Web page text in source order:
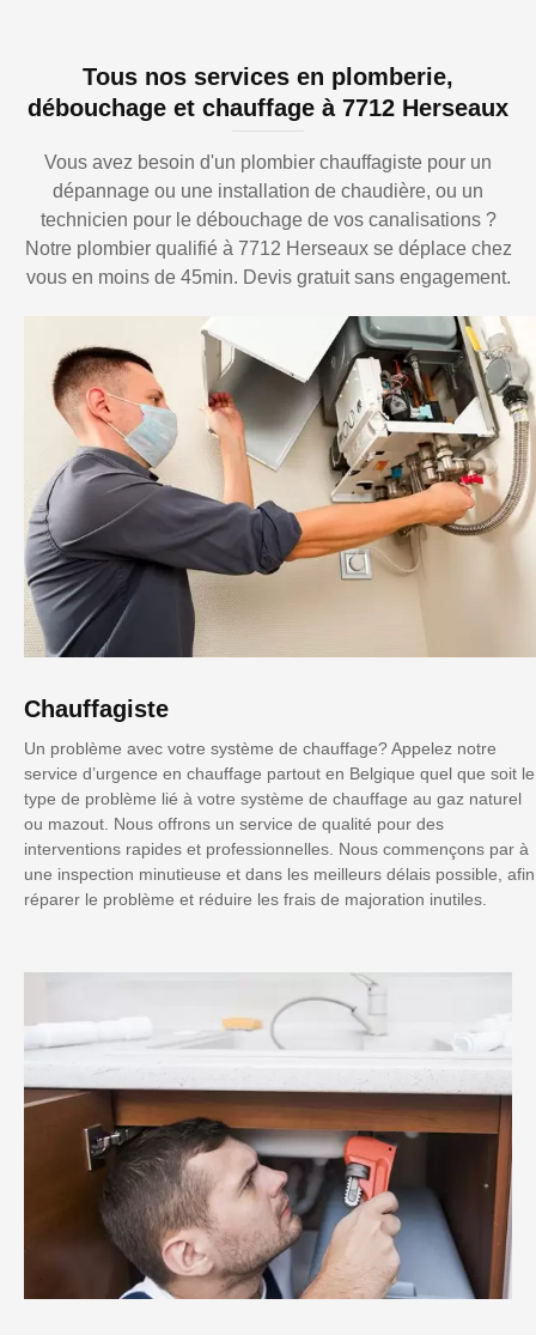
Tous nos services en plomberie,
débouchage et chauffage à 7712 Herseaux
Vous avez besoin d'un plombier chauffagiste pour un
dépannage ou une installation de chaudière, ou un
technicien pour le débouchage de vos canalisations ?
Notre plombier qualifié à 7712 Herseaux se déplace chez
vous en moins de 45min. Devis gratuit sans engagement.
Chauffagiste
Un problème avec votre système de chauffage? Appelez notre
service d’urgence en chauffage partout en Belgique quel que soit le
type de problème lié à votre système de chauffage au gaz naturel
ou mazout. Nous offrons un service de qualité pour des
interventions rapides et professionnelles. Nous commençons par à
une inspection minutieuse et dans les meilleurs délais possible, afin
réparer le problème et réduire les frais de majoration inutiles.